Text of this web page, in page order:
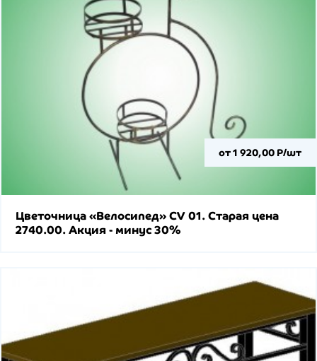
от 1 920,00 Р/шт
Цветочница «Велосипед» CV 01. Старая цена
2740.00. Акция - минус 30%